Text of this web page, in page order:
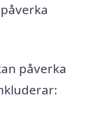
påverka